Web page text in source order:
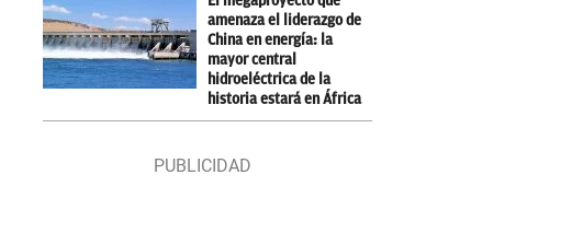
amenaza el liderazgo de
China en energía: la
mayor central
hidroeléctrica de la
historia estará en África